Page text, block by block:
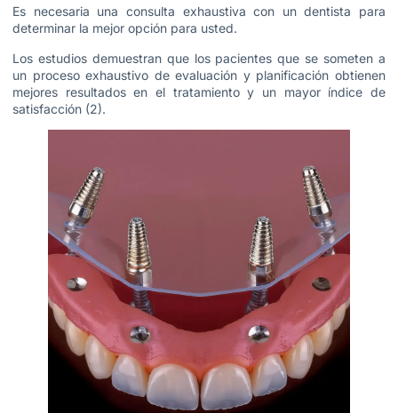
Es necesaria una consulta exhaustiva con un dentista para
determinar la mejor opción para usted.
Los estudios demuestran que los pacientes que se someten a
un proceso exhaustivo de evaluación y planificación obtienen
mejores resultados en el tratamiento y un mayor índice de
satisfacción (2).